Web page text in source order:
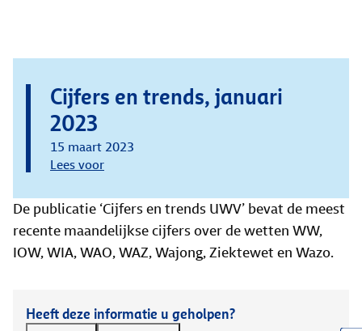
Cijfers en trends, januari
2023
15 maart 2023
Lees voor
De publicatie ‘Cijfers en trends UWV’ bevat de meest
recente maandelijkse cijfers over de wetten WW,
IOW, WIA, WAO, WAZ, Wajong, Ziektewet en Wazo.
Heeft deze informatie u geholpen?